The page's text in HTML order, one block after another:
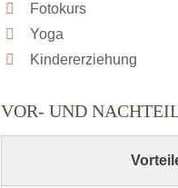
Fotokurs
Yoga
Kindererziehung
VOR- UND